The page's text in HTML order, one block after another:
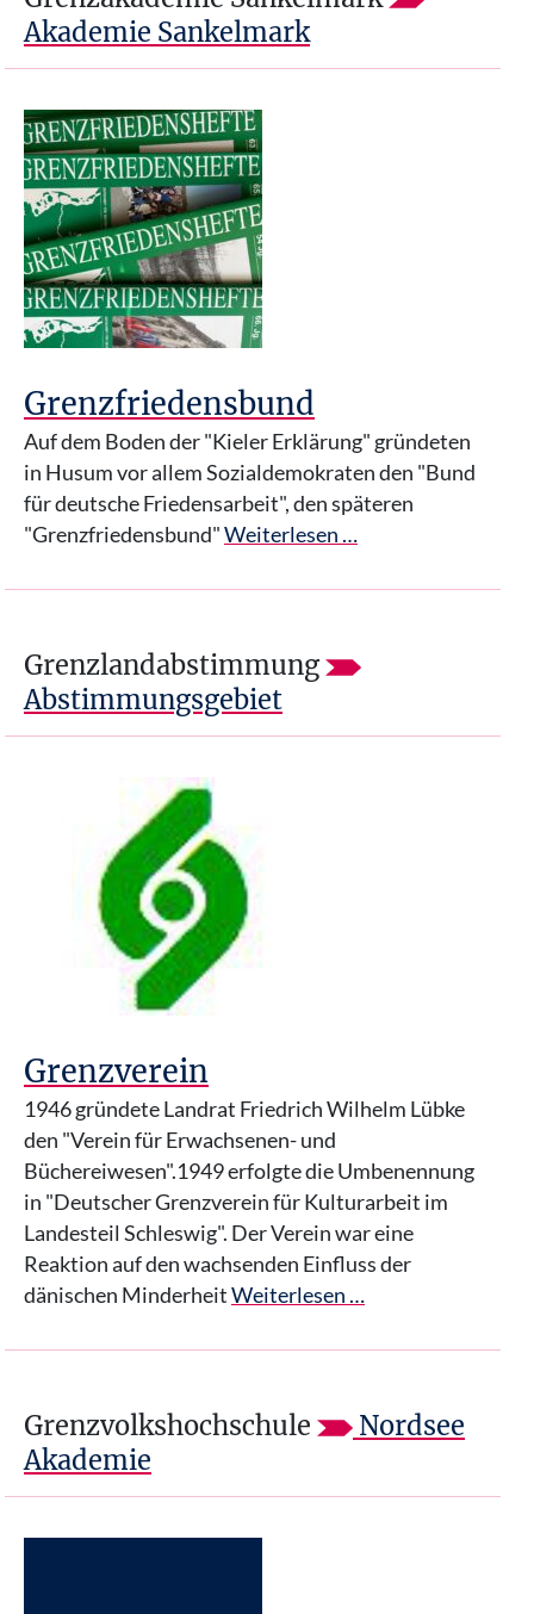
Akademie Sankelmark
Grenzfriedensbund
Auf dem Boden der "Kieler Erklärung" gründeten
in Husum vor allem Sozialdemokraten den "Bund
für deutsche Friedensarbeit", den späteren
"Grenzfriedensbund"Weiterlesen …
Grenzlandabstimmung
Abstimmungsgebiet
Grenzverein
1946 gründete Landrat Friedrich Wilhelm Lübke
den "Verein für Erwachsenen- und
Büchereiwesen".1949 erfolgte die Umbenennung
in "Deutscher Grenzverein für Kulturarbeit im
Landesteil Schleswig". Der Verein war eine
Reaktion auf den wachsenden Einfluss der
dänischen MinderheitWeiterlesen …
Grenzvolkshochschule
Nordsee
Akademie